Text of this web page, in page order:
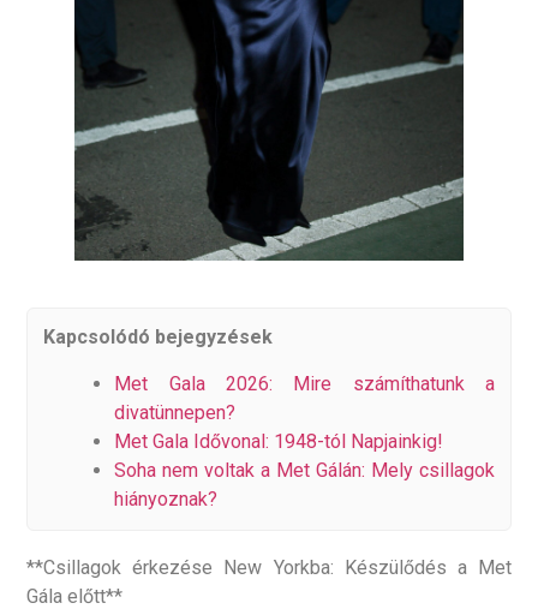
Kapcsolódó bejegyzések
Met Gala 2026: Mire számíthatunk a
divatünnepen?
Met Gala Idővonal: 1948-tól Napjainkig!
Soha nem voltak a Met Gálán: Mely csillagok
hiányoznak?
**Csillagok érkezése New Yorkba: Készülődés a Met
Gála előtt**